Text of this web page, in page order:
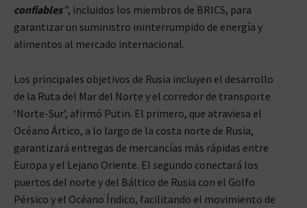
confiables ”, incluidos los miembros de BRICS, para
garantizar un suministro ininterrumpido de energía y
alimentos al mercado internacional.
Los principales objetivos de Rusia incluyen el desarrollo
de la Ruta del Mar del Norte y el corredor de transporte
‘Norte-Sur’, afirmó Putin. El primero, que atraviesa el
Océano Ártico, a lo largo de la costa norte de Rusia,
garantizará entregas de mercancías más rápidas entre
Europa y el Lejano Oriente. El segundo conectará los
puertos del norte y del Báltico de Rusia con el Golfo
Pérsico y el Océano Índico, facilitando el movimiento de